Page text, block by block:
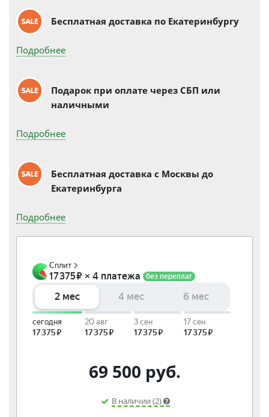
Бесплатная доставка по Екатеринбургу
Подробнее
Подарок при оплате через СБП или
наличными
Подробнее
Бесплатная доставка c Москвы до
Екатеринбурга
Подробнее
69 500 руб.
В наличии (2)